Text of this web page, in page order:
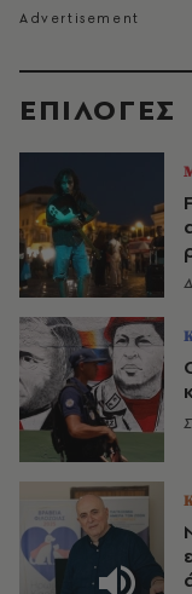
EΠΙΛΟΓΈΣ